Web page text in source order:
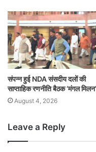
संपन्न हुई NDA संसदीय दलों की
साप्ताहिक रणनीति बैठक ‘मंगल मिलन’
August 4, 2026
Leave a Reply